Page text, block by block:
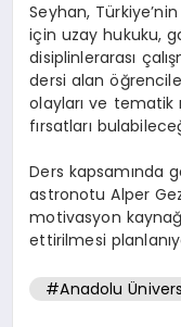
Seyhan,
için uzay hukuku,
disiplinlerarası
dersi alan
olayları ve
fırsatları
Ders kapsamında
astronotu Alper
motivasyon
ettirilmesi
#Anadolu